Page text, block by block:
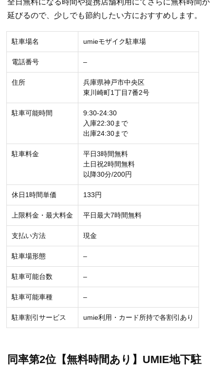
全日無料になる時間や提携店舗利用にてさらに無料時間が
延びるので、少しでも節約したい方におすすめします。
駐車場名 umieモザイク駐車場
電話番号 –
住所
兵庫県神戸市中央区
東川崎町1丁目7番2号
駐車可能時間
9:30-24:30
入庫22:30まで
出庫24:30まで
駐車料金
平日3時間無料
土日祝2時間無料
以降30分/200円
休日1時間単価 133円
上限料金・最大料金 平日最大7時間無料
支払い方法 現金
駐車場形態 –
駐車可能台数 –
駐車可能車種 –
駐車割引サービス umie利用・カード所持で各割引あり
同率第2位【無料時間あり】UMIE地下駐